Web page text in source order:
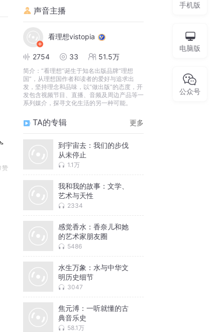
赞
声音主播
看理想vistopia
2754 33 51.5万
简介： “看理想”诞生于知名出版品牌“理想
国”，从理想国作者和读者的爱好与追求出
发，坚持理念和品味，以“做出版”的态度，开
发包含视频节目、直播、音频及周边产品等一
系列媒介，探寻文化生活的另一种可能。
TA的专辑 更多
到宇宙去：我们的步伐
从未停止
1.1万
我和我的故事：文学、
艺术与天性
2334
感觉香水：香奈儿和她
的艺术家朋友圈
5486
水生万象：水与中华文
明历史细节
3047
焦元溥：一听就懂的古
典音乐史
58.1万
手机版
电脑版
公众号